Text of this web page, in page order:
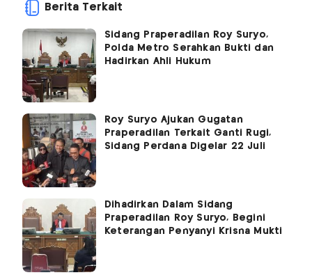
Berita Terkait
Sidang Praperadilan Roy Suryo,
Polda Metro Serahkan Bukti dan
Hadirkan Ahli Hukum
Roy Suryo Ajukan Gugatan
Praperadilan Terkait Ganti Rugi,
Sidang Perdana Digelar 22 Juli
Dihadirkan Dalam Sidang
Praperadilan Roy Suryo, Begini
Keterangan Penyanyi Krisna Mukti